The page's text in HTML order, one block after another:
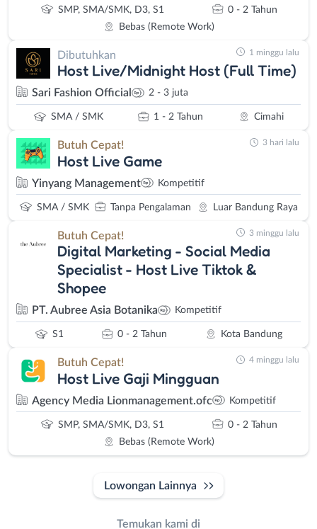
SMP, SMA/SMK, D3, S1
0 - 2 Tahun
Bebas (Remote Work)
Dibutuhkan
Host Live/Midnight Host (Full Time)
Sari Fashion Official 2 - 3 juta
SMA / SMK 1 - 2 Tahun Cimahi
1 minggu lalu
Butuh Cepat!
Host Live Game
Yinyang Management Kompetitif
SMA / SMK Tanpa Pengalaman Luar Bandung Raya
3 hari lalu
Butuh Cepat!
Digital Marketing - Social Media
Specialist - Host Live Tiktok &
Shopee
PT. Aubree Asia Botanika Kompetitif
S1 0 - 2 Tahun Kota Bandung
3 minggu lalu
Butuh Cepat!
Host Live Gaji Mingguan
Agency Media Lionmanagement.ofc Kompetitif
SMP, SMA/SMK, D3, S1
0 - 2 Tahun
Bebas (Remote Work)
4 minggu lalu
Lowongan Lainnya
Temukan kami di